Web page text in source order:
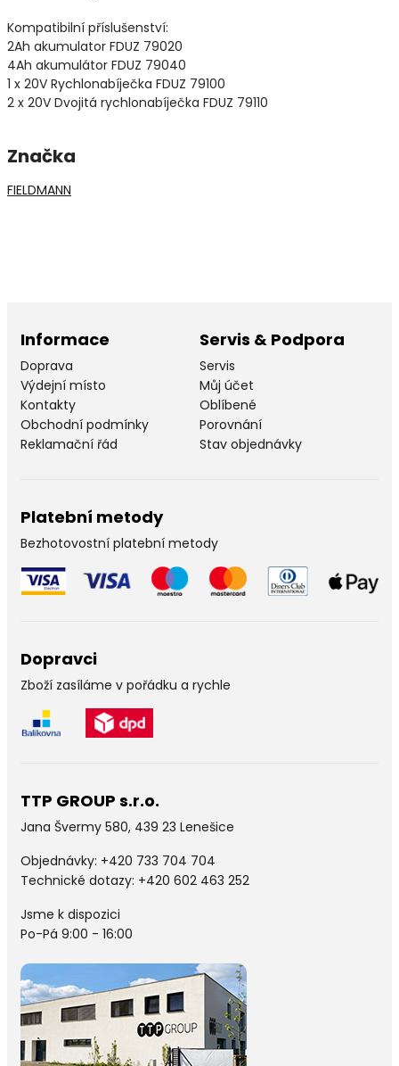
Kompatibilní příslušenství:
2Ah akumulator FDUZ 79020
4Ah akumulátor FDUZ 79040
1 x 20V Rychlonabíječka FDUZ 79100
2 x 20V Dvojitá rychlonabíječka FDUZ 79110
Značka
FIELDMANN
Informace
Doprava
Výdejní místo
Kontakty
Obchodní podmínky
Reklamační řád
Servis & Podpora
Servis
Můj účet
Oblíbené
Porovnání
Stav objednávky
Platební metody
Bezhotovostní platební metody
Dopravci
Zboží zasíláme v pořádku a rychle
TTP GROUP s.r.o.
Jana Švermy 580, 439 23 Lenešice
Objednávky: +420 733 704 704
Technické dotazy: +420 602 463 252
Jsme k dispozici
Po-Pá 9:00 - 16:00